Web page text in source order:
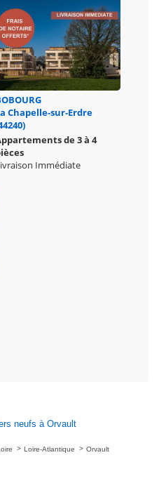
Chapelle-sur-Erdre
de 3 à 4
Immédiate
neufs à Orvault
Loire-Atlantique
Orvault